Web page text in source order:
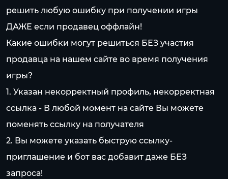
решить любую ошибку при получении игры
ДАЖЕ если продавец оффлайн!
Какие ошибки могут решиться БЕЗ участия
продавца на нашем сайте во время получения
игры?
1. Указан некорректный профиль, некорректная
ссылка - В любой момент на сайте Вы можете
поменять ссылку на получателя
2. Вы можете указать быструю ссылку-
приглашение и бот вас добавит даже БЕЗ
запроса!